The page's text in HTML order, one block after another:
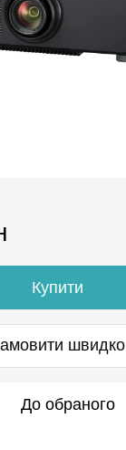
Купити
швидко
До обраного